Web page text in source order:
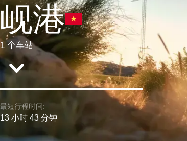
岘港
1 个车站
最短行程时间:
13 小时 43 分钟